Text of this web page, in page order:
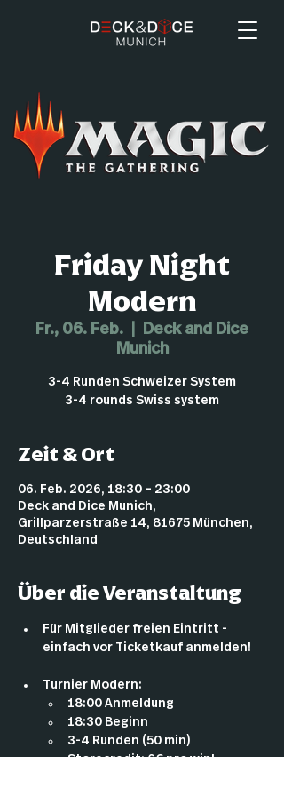
Friday Night
Modern
Fr., 06. Feb.
Deck and Dice
Munich
3-4 Runden Schweizer System
3-4 rounds Swiss system
Zeit & Ort
06. Feb. 2026, 18:30 – 23:00
Deck and Dice Munich,
Grillparzerstraße 14, 81675 München,
Deutschland
Über die Veranstaltung
Für Mitglieder freien Eintritt -
einfach vor Ticketkauf anmelden!
Turnier Modern:
18:00 Anmeldung
18:30 Beginn
3-4 Runden (50 min)
Storecredit: 6€ pro win!